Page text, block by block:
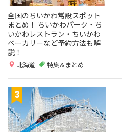
全国のちいかわ常設スポット
まとめ！ ちいかわパーク・ち
いかわレストラン・ちいかわ
ベーカリーなど予約方法も解
説！
北海道 特集＆まとめ